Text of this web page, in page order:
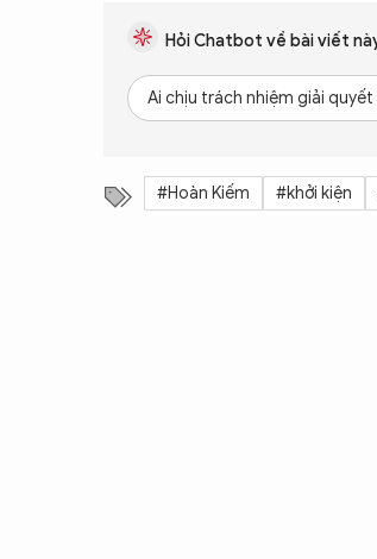
Hỏi Chatbot về bài viết
Ai chịu trách nhiệm giải
#Hoàn Kiếm #khởi kiện